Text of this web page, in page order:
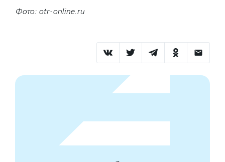
Фото: otr-online.ru